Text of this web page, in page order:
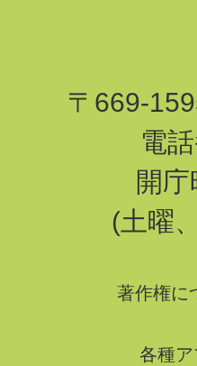
〒669-
電
開
(土曜
著作権に
各種